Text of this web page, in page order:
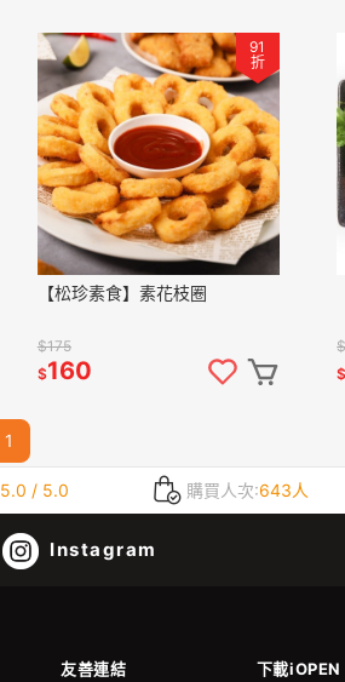
91
折
【松珍素食】素花枝圈
$175
$160
$
1
5.0 / 5.0 購買人次:643人
Instagram
友善連結 下載